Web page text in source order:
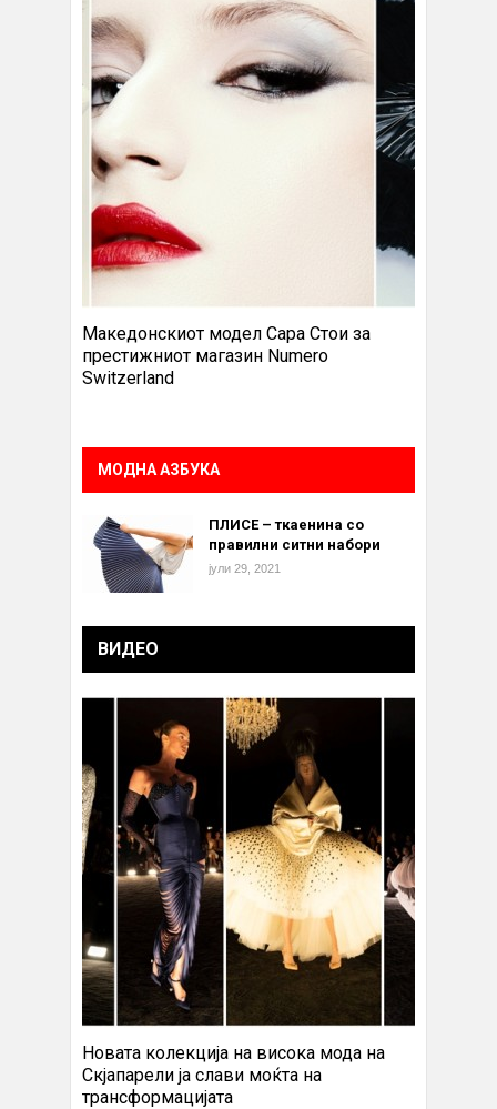
Македонскиот модел Сара Стои за
престижниот магазин Numero
Switzerland
МОДНА АЗБУКА
ПЛИСЕ – ткаенина со
правилни ситни набори
јули 29, 2021
ВИДЕО
Новата колекција на висока мода на
Скјапарели ја слави моќта на
трансформацијата